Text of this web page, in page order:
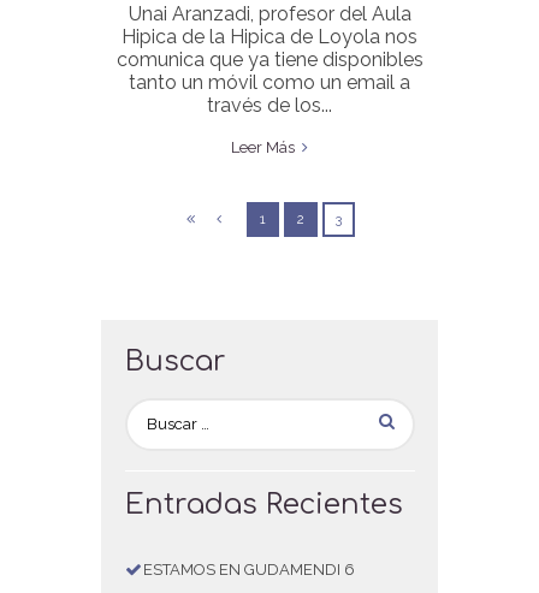
Unai Aranzadi, profesor del Aula
Hipica de la Hipica de Loyola nos
comunica que ya tiene disponibles
tanto un móvil como un email a
través de los...
Leer Más
1 2 3
Buscar
Entradas Recientes
ESTAMOS EN GUDAMENDI 6